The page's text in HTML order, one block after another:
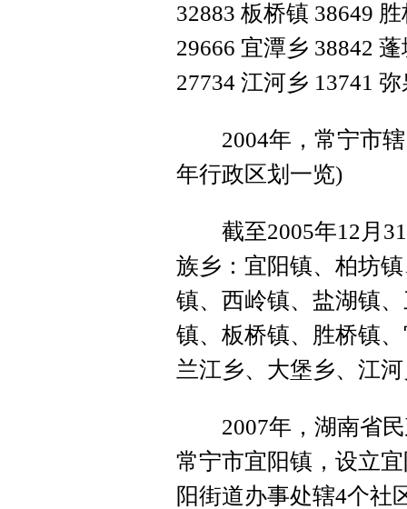
32883 板桥镇 38649
29666 宜潭乡 38842
27734 江河乡 13741
2004年，常宁市辖
年行政区划一览)
截至2005年12月31
族乡：宜阳镇、柏坊
镇、西岭镇、盐湖镇
镇、板桥镇、胜桥镇
兰江乡、大堡乡、江
2007年，湖南省民
常宁市宜阳镇，设立
阳街道办事处辖4个社